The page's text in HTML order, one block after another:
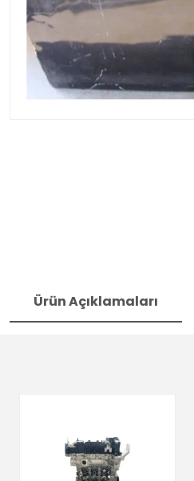
Ürün Açıklamaları